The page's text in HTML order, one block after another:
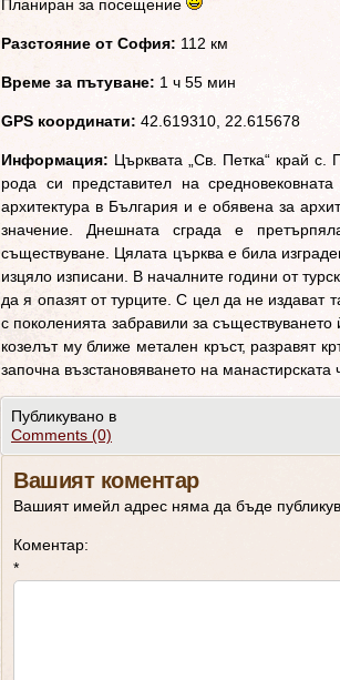
Планиран за посещение
Разстояние от София: 112 км
Време за пътуване: 1 ч 55 мин
GPS координати: 42.619310, 22.615678
Информация: Църквата „Св. Петка“ край с.
рода си представител на
архитектура в България и е обявена за
значение. Днешната сграда е
съществуване. Цялата църква е била
изцяло изписани. В началните години от
да я опазят от турците. С цел да не издават
с поколенията забравили за
козелът му ближе метален кръст, разравят
започна възстановяването на
Публикувано в
Comments (0)
Вашият коментар
Вашият имейл адрес няма да бъде
Коментар:
*